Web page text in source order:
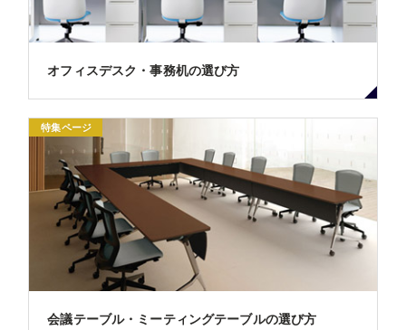
オフィスデスク・事務机の選び方
特集ページ
会議テーブル・ミーティングテーブルの選び方